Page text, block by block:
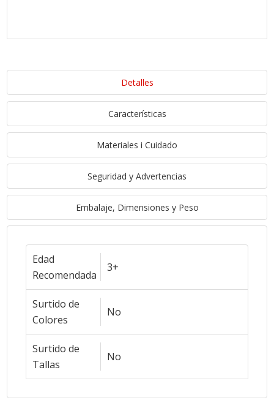
Detalles
Características
Materiales i Cuidado
Seguridad y Advertencias
Embalaje, Dimensiones y Peso
Edad
Recomendada
3+
Surtido de
Colores
No
Surtido de
Tallas
No